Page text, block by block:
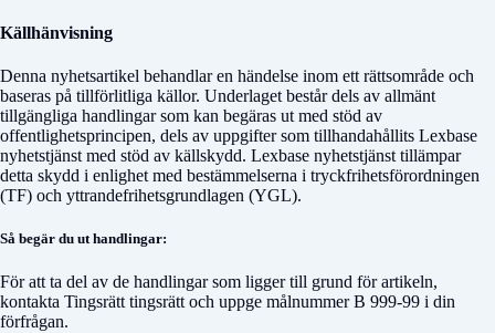
Källhänvisning
Denna nyhetsartikel behandlar en händelse inom ett rättsområde och
baseras på tillförlitliga källor. Underlaget består dels av allmänt
tillgängliga handlingar som kan begäras ut med stöd av
offentlighetsprincipen, dels av uppgifter som tillhandahållits Lexbase
nyhetstjänst med stöd av källskydd. Lexbase nyhetstjänst tillämpar
detta skydd i enlighet med bestämmelserna i tryckfrihetsförordningen
(TF) och yttrandefrihetsgrundlagen (YGL).
Så begär du ut handlingar:
För att ta del av de handlingar som ligger till grund för artikeln,
kontakta Tingsrätt tingsrätt och uppge målnummerB 999-99 i din
förfrågan.